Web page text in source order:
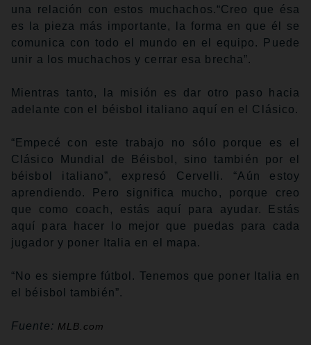
una relación con estos muchachos.“Creo que ésa
es la pieza más importante, la forma en que él se
comunica con todo el mundo en el equipo. Puede
unir a los muchachos y cerrar esa brecha”.
Mientras tanto, la misión es dar otro paso hacia
adelante con el béisbol italiano aquí en el Clásico.
“Empecé con este trabajo no sólo porque es el
Clásico Mundial de Béisbol, sino también por el
béisbol italiano”, expresó Cervelli. “Aún estoy
aprendiendo. Pero significa mucho, porque creo
que como coach, estás aquí para ayudar. Estás
aquí para hacer lo mejor que puedas para cada
jugador y poner Italia en el mapa.
“No es siempre fútbol. Tenemos que poner Italia en
el béisbol también”.
Fuente: MLB.com